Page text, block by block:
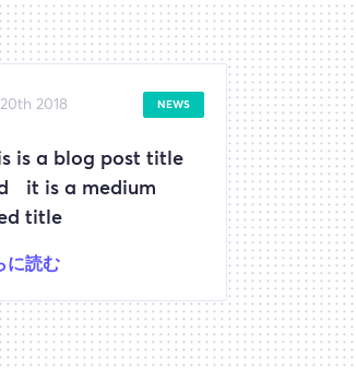
2018 NEWS
is a blog post title
it is a medium
title
に読む